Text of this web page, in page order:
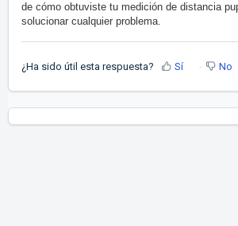
de cómo obtuviste tu medición de distancia
solucionar cualquier problema.
¿Ha sido útil esta respuesta? Sí No